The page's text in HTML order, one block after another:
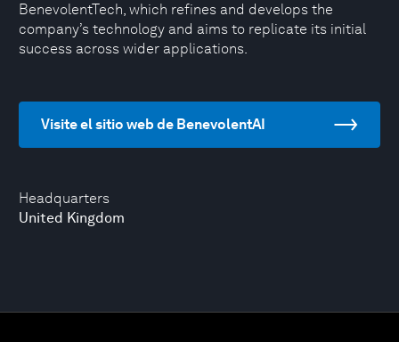
Headquarters
United Kingdom
BenevolentTech, which refines and develops the
company’s technology and aims to replicate its initial
success across wider applications.
Visite el sitio web de BenevolentAI